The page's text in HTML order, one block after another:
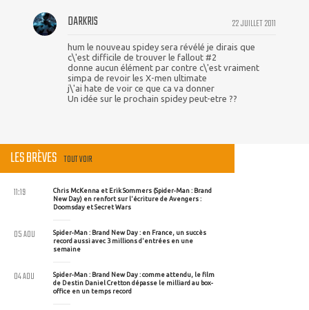
22 JUILLET 2011
DARKRIS
hum le nouveau spidey sera révélé je dirais que
c\'est difficile de trouver le fallout #2
donne aucun élément par contre c\'est vraiment
simpa de revoir les X-men ultimate
j\'ai hate de voir ce que ca va donner
Un idée sur le prochain spidey peut-etre ??
LES BRÈVES TOUT VOIR
Chris McKenna et Erik Sommers (Spider-Man : Brand
New Day) en renfort sur l'écriture de Avengers :
Doomsday et Secret Wars
11:19
Spider-Man : Brand New Day : en France, un succès
record aussi avec 3 millions d'entrées en une
semaine
05 AOU
Spider-Man : Brand New Day : comme attendu, le film
de Destin Daniel Cretton dépasse le milliard au box-
office en un temps record
04 AOU